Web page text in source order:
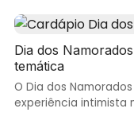
Dia dos
temática
O Dia dos
experiência intimista